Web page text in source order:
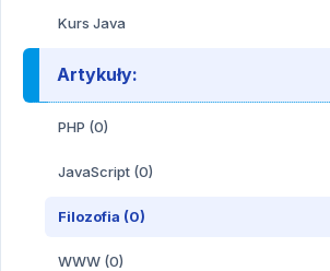
Kurs Java
Artykuły:
PHP (0)
JavaScript (0)
Filozofia (0)
WWW (0)